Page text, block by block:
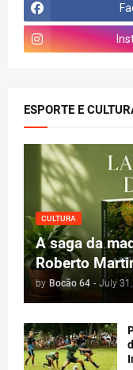
ESPORTE E
CULTURA
A saga da
Roberto
by Bocão 64 - July